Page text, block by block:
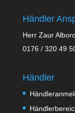
Händler
Herr Zaur
0176 / 320 49
Händler